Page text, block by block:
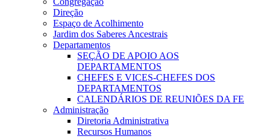
Direção
Espaço de Acolhimento
Jardim dos Saberes Ancestrais
Departamentos
SEÇÃO DE APOIO AOS
DEPARTAMENTOS
CHEFES E VICES-CHEFES DOS
DEPARTAMENTOS
CALENDÁRIOS DE REUNIÕES DA FE
Administração
Diretoria Administrativa
Recursos Humanos